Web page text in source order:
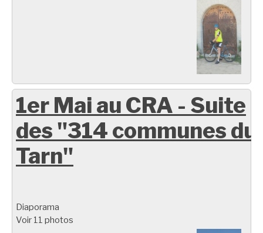
1er Mai au CRA - Suite
des "314 communes du
Tarn"
Diaporama
Voir 11 photos